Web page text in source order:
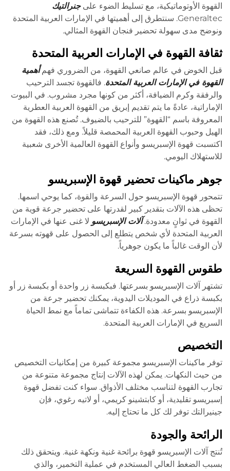
القهوة الأوتوماتيكية، مع تسليط الضوء علىجنرالتيك
Generaltec. سنتطرق إلى أهميتها في الإمارات العربية المتحدة
ونوضح مدى سهولة تحضير فنجان القهوة المثالي.
ثقافة القهوة في الإمارات العربية المتحدة
قبل الخوض في عالم صانعي القهوة، من الضروري فهمأهمية
القهوة في الإمارات العربية المتحدة. فالقهوة تجسد الترحيب
والرفقة وكرم الضيافة، أكثر من كونها مجرد مشروب. في البيوت
الإماراتية، عادةً ما يتم تقديم إبريق من القهوة العربية العطرية
المعروفة باسم “القهوة” للترحيب بالضيوف. تُصنع هذه القهوة من
الهيل وحبوب القهوة العربية المحمصة قليلاً. ومع ذلك، فقد
اكتسبت قهوة الإسبريسو وأنواع القهوة العالمية الأخرى شعبية
للاستهلاك اليومي.
جوهر ماكينات تحضير قهوة الإسبريسو
تتمحور قهوة الإسبريسو حول السرعة والقوة، كما يوحي اسمها.
تحظى هذه الآلات بتقدير كبير لقدرتها على تحضير جرعة قوية من
القهوة في ثوانٍ معدودة.آلات الإسبريسو لا غنى عنها في الإمارات
العربية المتحدة لأي شخص يتطلع إلى الحصول على قهوته بسرعة
لأن الوقت غالباً ما يكون جوهرياً.
طقوس القهوة السريعة
تشتهر آلات الإسبريسو بسرعتها. فبكبسة زر واحدة أو بكبسة زر أو
بكبسة ذراع في الموديلات اليدوية، يمكنك تحضير جرعة من
الإسبريسو بسرعة. هذه الكفاءة تتماشى تماماً مع نمط الحياة
السريع في الإمارات العربية المتحدة.
التخصيص
توفر ماكينات الإسبريسو مجموعة كبيرة من إمكانيات التخصيص
من حيث النكهات. يمكن لهذه الآلات إنتاج مجموعة متنوعة من
تجارب القهوة لتناسب مختلف الأذواق. سواء كنت تفضل قهوة
إسبريسو تقليدية، أو كابتشينو كريمي، أو لاتيه رغوي، فإن
جينيرالتك توفر لك كل ما تحتاج إليه.
الرائحة والجودة
تُنتج آلات الإسبريسو قهوة برائحة غنية ونكهة غنية. ويتحقق ذلك
بسبب الضغط العالي المستخدم في عملية التخمير، والذي